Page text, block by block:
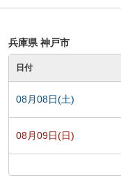
兵庫県 神戸市
日付
08月08日(土)
08月09日(日)